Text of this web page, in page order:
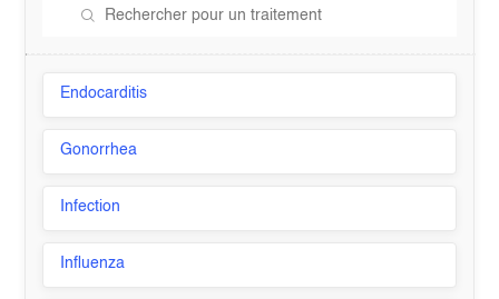
Endocarditis
Gonorrhea
Infection
Influenza